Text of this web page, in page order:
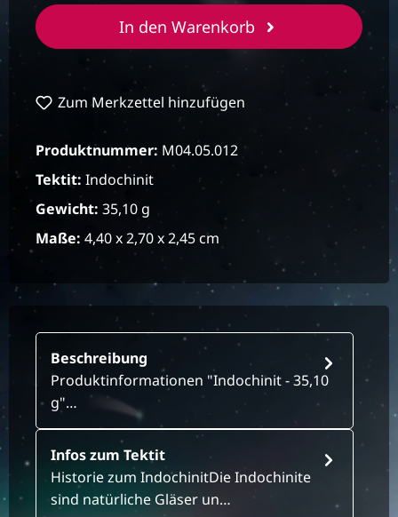
In den Warenkorb
Zum Merkzettel hinzufügen
Produktnummer: M04.05.012
Tektit: Indochinit
Gewicht: 35,10 g
Maße: 4,40 x 2,70 x 2,45 cm
Beschreibung
Produktinformationen "Indochinit - 35,10
g"…
Infos zum Tektit
Historie zum IndochinitDie Indochinite
sind natürliche Gläser un…